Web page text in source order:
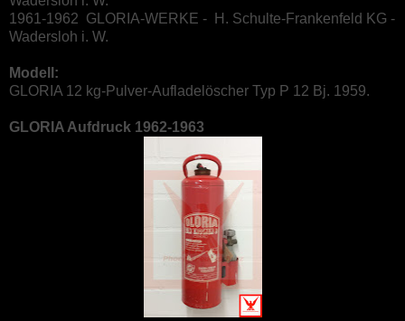
1961-1962 GLORIA-WERKE - H. Schulte-Frankenfeld KG -
Wadersloh i. W.
Modell:
GLORIA 12 kg-Pulver-Aufladelöscher Typ P 12 Bj. 1959.
GLORIA Aufdruck 1962-1963